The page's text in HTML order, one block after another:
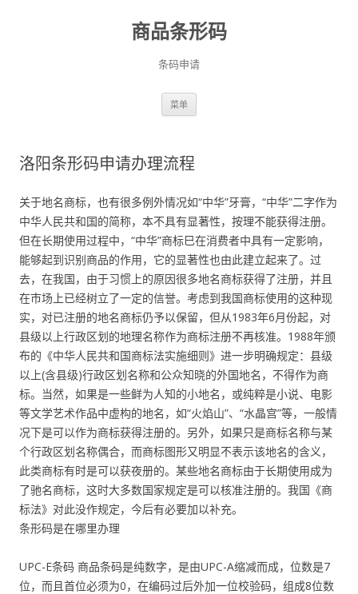
商品条形码
条码申请
菜单
洛阳条形码申请办理流程
关于地名商标，也有很多例外情况如“中华”牙膏，“中华”二字作为
中华人民共和国的简称，本不具有显著性，按理不能获得注册。
但在长期使用过程中，“中华”商标巳在消费者中具有一定影响，
能够起到识别商品的作用，它的显著性也由此建立起来了。过
去，在我国，由于习惯上的原因很多地名商标获得了注册，并且
在市场上已经树立了一定的信誉。考虑到我国商标使用的这种现
实，对已注册的地名商标仍予以保留，但从1983年6月份起，对
县级以上行政区划的地理名称作为商标注册不再核准。1988年颁
布的《中华人民共和国商标法实施细则》进一步明确规定：县级
以上(含县级)行政区划名称和公众知晓的外国地名，不得作为商
标。当然，如果是一些鲜为人知的小地名，或纯粹是小说、电影
等文学艺术作品中虚构的地名，如“火焰山”、“水晶宫”等，一般情
况下是可以作为商标获得注册的。另外，如果只是商标名称与某
个行政区划名称偶合，而商标图形又明显不表示该地名的含义，
此类商标有时是可以获夜册的。某些地名商标由于长期使用成为
了驰名商标，这时大多数国家规定是可以核准注册的。我国《商
标法》对此没作规定，今后有必要加以补充。
条形码是在哪里办理
UPC-E条码 商品条码是纯数字，是由UPC-A缩减而成，位数是7
位，而且首位必须为0，在编码过后外加一位校验码，组成8位数